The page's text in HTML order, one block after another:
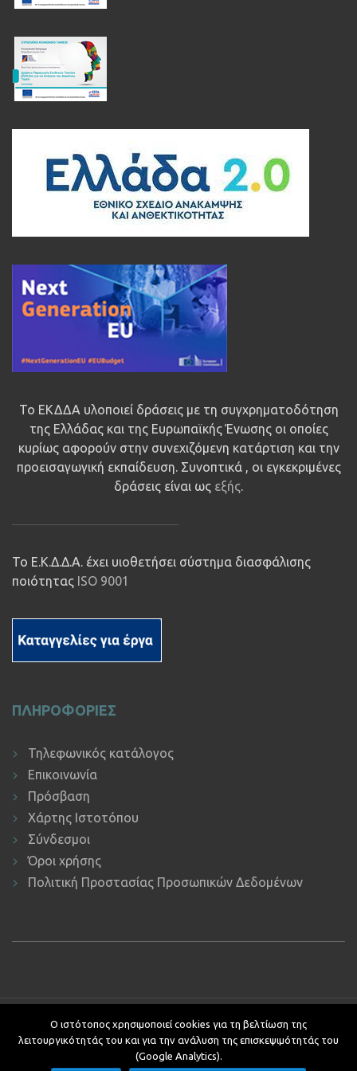
Το ΕΚΔΔΑ υλοποιεί δράσεις με τη συγχρηματοδότηση
της Ελλάδας και της Ευρωπαϊκής Ένωσης οι οποίες
κυρίως αφορούν στην συνεχιζόμενη κατάρτιση και την
προεισαγωγική εκπαίδευση. Συνοπτικά , οι εγκεκριμένες
δράσεις είναι ως εξής.
Το Ε.Κ.Δ.Δ.Α. έχει υιοθετήσει σύστημα διασφάλισης
ποιότητας ISO 9001
ΠΛΗΡΟΦΟΡΙΕΣ
Τηλεφωνικός κατάλογος
Επικοινωνία
Πρόσβαση
Χάρτης Ιστοτόπου
Σύνδεσμοι
Όροι χρήσης
Πολιτική Προστασίας Προσωπικών Δεδομένων
Copyright © 2019 ΕΚΔΔΑ.Υποστήριξη ιστοτόπου: Τμήμα
Εφαρμογών Πληροφορικής.
Κείμενα - Επιμέλεια: Αυτοτελές Τμήμα Επικοινωνίας, Διεθνών και
Δημοσίων Σχέσεων
Ο ιστότοπος χρησιμοποιεί cookies για τη βελτίωση της
λειτουργικότητάς του και για την ανάλυση της επισκεψιμότητάς του
(Google Analytics).